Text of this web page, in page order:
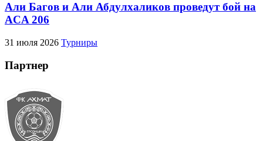
Али Багов и Али Абдулхаликов проведут бой на
ACA 206
31 июля 2026 Турниры
Партнер